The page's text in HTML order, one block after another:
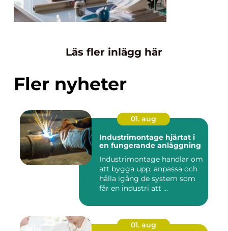
Läs fler inlägg här
Fler nyheter
01. aug
Industrimontage hjärtat i
en fungerande anläggning
Industrimontage handlar om
att bygga upp, anpassa och
hålla igång de system som
får en industri att ...
01. aug